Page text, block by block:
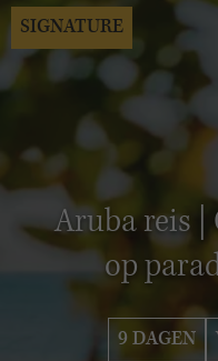
Aruba reis |
op
9 DAGEN
SIGNATURE